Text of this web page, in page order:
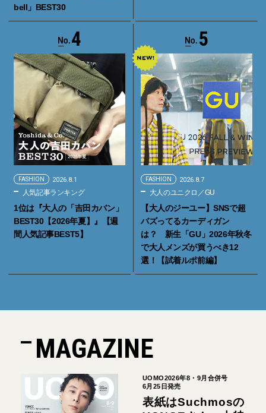
bell」BEST30
4
FASHION 2026.8.1
人気記事ランキング
1位は『大人の「吉田カバン」
BEST30【2026年夏】』【週
間人気記事BEST5】
5
FASHION 2026.8.7
大人のユニクロ／GU
【大人のジーユー】SNSで超
バズってるカーディガン
は？ 新生「GU」2026年秋冬
で大人メンズが買うべき12
選！【試着ルポ前編】
MAGAZINE
UOMO2026年8・9月合併号
6月25日発売
表紙はSuchmosの